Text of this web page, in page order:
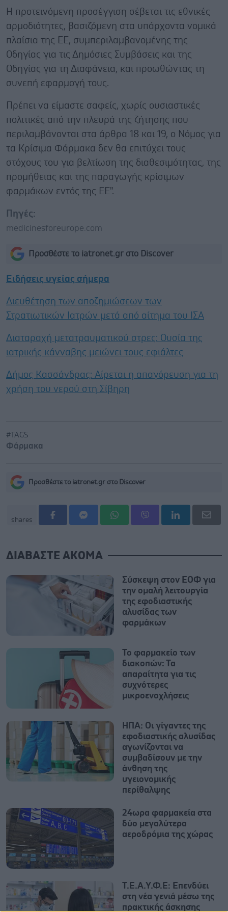
Η προτεινόμενη προσέγγιση σέβεται τις εθνικές
αρμοδιότητες, βασιζόμενη στα υπάρχοντα νομικά
πλαίσια της ΕΕ, συμπεριλαμβανομένης της
Οδηγίας για τις Δημόσιες Συμβάσεις και της
Οδηγίας για τη Διαφάνεια, και προωθώντας τη
συνεπή εφαρμογή τους.
Πρέπει να είμαστε σαφείς, χωρίς ουσιαστικές
πολιτικές από την πλευρά της ζήτησης που
περιλαμβάνονται στα άρθρα 18 και 19, ο Νόμος για
τα Κρίσιμα Φάρμακα δεν θα επιτύχει τους
στόχους του για βελτίωση της διαθεσιμότητας, της
προμήθειας και της παραγωγής κρίσιμων
φαρμάκων εντός της ΕΕ".
Πηγές:
medicinesforeurope.com
Προσθέστε το iatronet.gr στο Discover
Ειδήσεις υγείας σήμερα
Διευθέτηση των αποζημιώσεων των
Στρατιωτικών Ιατρών μετά από αίτημα του ΙΣΑ
Διαταραχή μετατραυματικού στρες: Ουσία της
ιατρικής κάνναβης μειώνει τους εφιάλτες
Δήμος Κασσάνδρας: Αίρεται η απαγόρευση για τη
χρήση του νερού στη Σίβηρη
#TAGS
Φάρμακα
Προσθέστε το iatronet.gr στο Discover
shares
ΔΙΑΒΑΣΤΕ ΑΚΟΜΑ
Σύσκεψη στον ΕΟΦ για
την ομαλή λειτουργία
της εφοδιαστικής
αλυσίδας των
φαρμάκων
Το φαρμακείο των
διακοπών: Τα
απαραίτητα για τις
συχνότερες
μικροενοχλήσεις
ΗΠΑ: Οι γίγαντες της
εφοδιαστικής αλυσίδας
αγωνίζονται να
συμβαδίσουν με την
άνθηση της
υγειονομικής
περίθαλψης
24ωρα φαρμακεία στα
δύο μεγαλύτερα
αεροδρόμια της χώρας
Τ.Ε.Α.Υ.Φ.Ε: Επενδύει
στη νέα γενιά μέσω της
πρακτικής άσκησης